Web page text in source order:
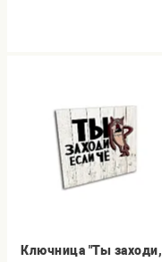
Ключница "Ты заходи,